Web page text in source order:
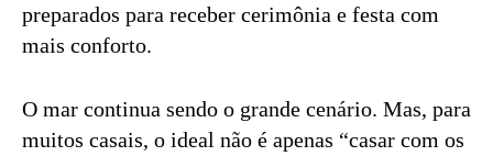
preparados para receber cerimônia e festa com
mais conforto.
O mar continua sendo o grande cenário. Mas, para
muitos casais, o ideal não é apenas “casar com os